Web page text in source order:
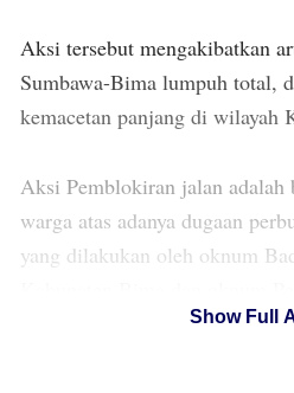
Aksi tersebut mengakibatkan
Sumbawa-Bima lumpuh total,
kemacetan panjang di wilayah
Aksi Pemblokiran jalan adalah
warga atas adanya dugaan
yang dilakukan oleh oknum
pada program Konsolidasi
Show Full